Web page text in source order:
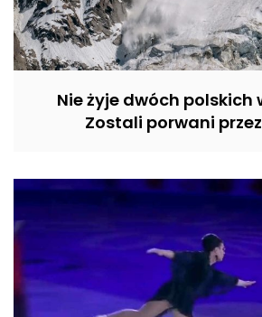
Nie żyje dwóch polskich
Zostali porwani